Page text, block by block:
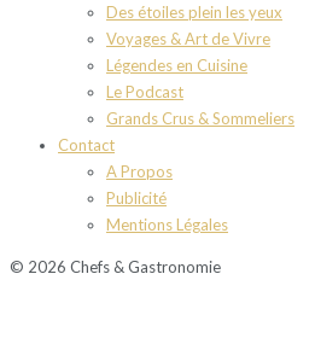
Des étoiles plein les yeux
Voyages & Art de Vivre
Légendes en Cuisine
Le Podcast
Grands Crus & Sommeliers
Contact
A Propos
Publicité
Mentions Légales
© 2026 Chefs & Gastronomie